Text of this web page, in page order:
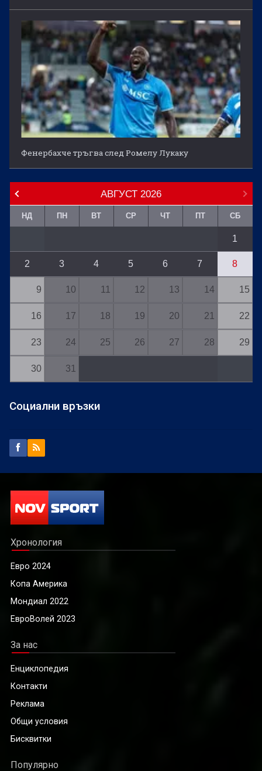
Фенербахче тръгва след Ромелу Лукаку
АВГУСТ 2026
НД ПН ВТ СР ЧТ ПТ СБ
1
2 3 4 5 6 7 8
9 10 11 12 13 14 15
16 17 18 19 20 21 22
23 24 25 26 27 28 29
30 31
Социални връзки
Хронология
Евро 2024
Копа Америка
Мондиал 2022
ЕвроВолей 2023
За нас
Енциклопедия
Контакти
Реклама
Общи условия
Бисквитки
Популярно